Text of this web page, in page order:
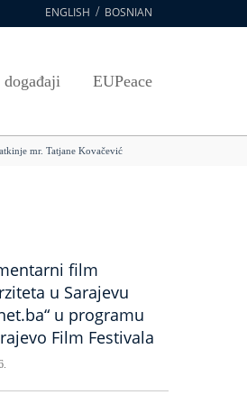
ENGLISH BOSNIAN
javnih nabavki
nabavke organizacionih jedinica
za ispite
EUPeace
mr. Tatjane Kovačević
film
u Sarajevu
u programu
Film Festivala